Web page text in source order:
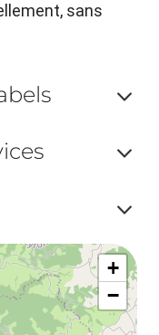
sans
ou
ou
ou
+
−